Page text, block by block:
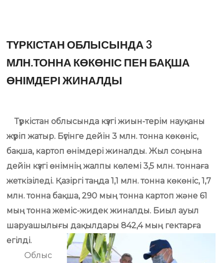
ТҮРКІСТАН ОБЛЫСЫНДА 3
МЛН.ТОННА КӨКӨНІС ПЕН БАҚША
ӨНІМДЕРІ ЖИНАЛДЫ
Түркістан облысында күзгі жиын-терім науқаны
жүріп жатыр. Бүгінге дейін 3 млн. тонна көкөніс,
бақша, картоп өнімдері жиналды. Жыл соңына
дейін күзгі өнімнің жалпы көлемі 3,5 млн. тоннаға
жеткізіледі. Қазіргі таңда 1,1 млн. тонна көкөніс, 1,7
млн. тонна бақша, 290 мың тонна картоп және 61
мың тонна жеміс-жидек жиналды. Биыл ауыл
шаруашылығы дақылдары 842,4 мың гектарға
егілді.
Облыс